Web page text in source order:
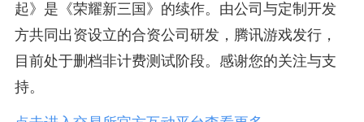
起》是《荣耀新三国》的续作。由公司与定制开发
方共同出资设立的合资公司研发，腾讯游戏发行，
目前处于删档非计费测试阶段。感谢您的关注与支
持。